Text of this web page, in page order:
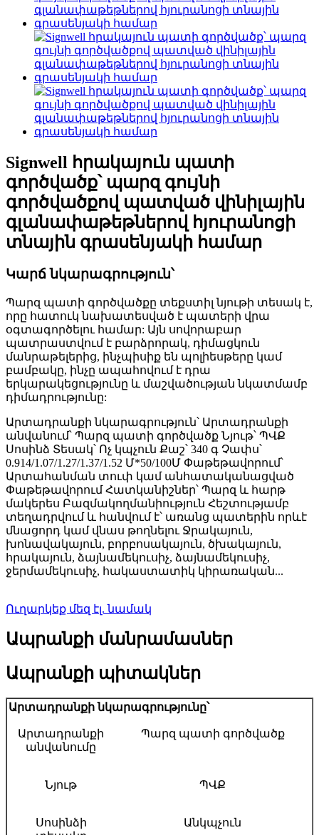
Signwell հրակայուն պատի
գործվածք՝ պարզ գույնի
գործվածքով պատված վինիլային
գլանափաթեթներով հյուրանոցի
տնային գրասենյակի համար
Կարճ նկարագրություն՝
Պարզ պատի գործվածքը տեքստիլ նյութի տեսակ է,
որը հատուկ նախատեսված է պատերի վրա
օգտագործելու համար: Այն սովորաբար
պատրաստվում է բարձրորակ, դիմացկուն
մանրաթելերից, ինչպիսիք են պոլիեսթերը կամ
բամբակը, ինչը ապահովում է դրա
երկարակեցությունը և մաշվածության նկատմամբ
դիմադրությունը:
Արտադրանքի նկարագրություն՝ Արտադրանքի
անվանում՝ Պարզ պատի գործվածք Նյութ՝ ՊՎՔ
Սոսինձ Տեսակ՝ Ոչ կպչուն Քաշ՝ 340 գ Չափս՝
0.914/1.07/1.27/1.37/1.52 Մ*50/100Մ Փաթեթավորում՝
Արտահանման տուփ կամ անհատականացված
Փաթեթավորում Հատկանիշներ՝ Պարզ և հարթ
մակերես Բազմակողմանիություն Հեշտությամբ
տեղադրվում և հանվում է՝ առանց պատերին որևէ
մնացորդ կամ վնաս թողնելու Ջրակայուն,
խոնավակայուն, բորբոսակայուն, ծխակայուն,
հրակայուն, ձայնամեկուսիչ, ձայնամեկուսիչ,
ջերմամեկուսիչ, հակաստատիկ կիրառական...
Ուղարկեք մեզ էլ. նամակ
Ապրանքի մանրամասներ
Ապրանքի պիտակներ
Արտադրանքի նկարագրությունը՝
Արտադրանքի
անվանումը
Պարզ պատի գործվածք
Նյութ ՊՎՔ
Սոսինձի
Անկպչուն